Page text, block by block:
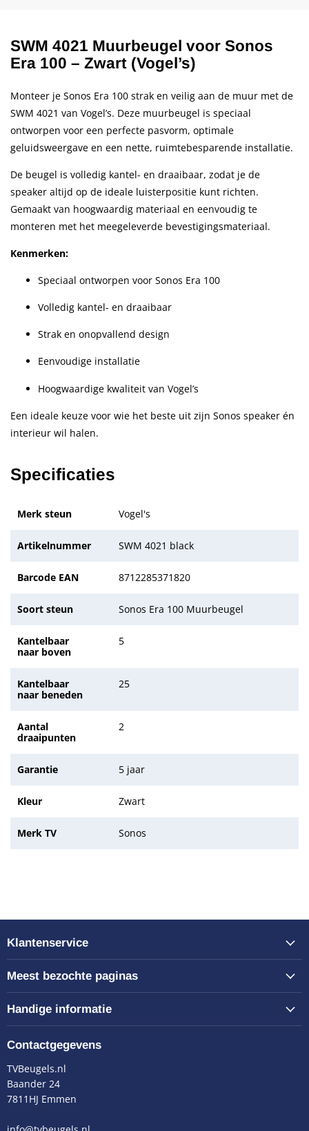
Specificaties
Merk steun Vogel's
Artikelnummer SWM 4021 black
Barcode EAN 8712285371820
Soort steun Sonos Era 100 Muurbeugel
Kantelbaar
naar boven
5
Kantelbaar
naar beneden
25
Aantal
draaipunten
2
Garantie 5 jaar
Kleur Zwart
Merk TV Sonos
SWM 4021 Muurbeugel voor Sonos
Era 100 – Zwart (Vogel’s)
Monteer je Sonos Era 100 strak en veilig aan de muur met de
SWM 4021 van Vogel’s. Deze muurbeugel is speciaal
ontworpen voor een perfecte pasvorm, optimale
geluidsweergave en een nette, ruimtebesparende installatie.
De beugel is volledig kantel- en draaibaar, zodat je de
speaker altijd op de ideale luisterpositie kunt richten.
Gemaakt van hoogwaardig materiaal en eenvoudig te
monteren met het meegeleverde bevestigingsmateriaal.
Kenmerken:
Speciaal ontworpen voor Sonos Era 100
Volledig kantel- en draaibaar
Strak en onopvallend design
Eenvoudige installatie
Hoogwaardige kwaliteit van Vogel’s
Een ideale keuze voor wie het beste uit zijn Sonos speaker én
interieur wil halen.
Klantenservice
Meest bezochte paginas
Handige informatie
Contactgegevens
TVBeugels.nl
Baander 24
7811HJ Emmen